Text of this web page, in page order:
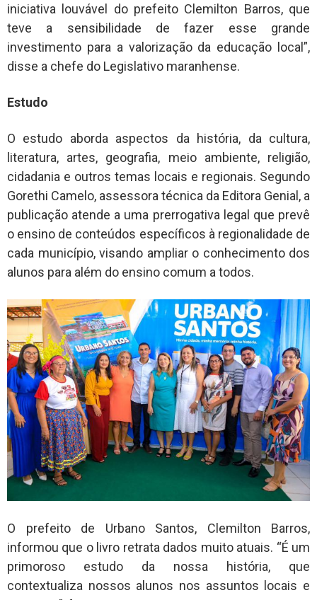
iniciativa louvável do prefeito Clemilton Barros, que
teve a sensibilidade de fazer esse grande
investimento para a valorização da educação local”,
disse a chefe do Legislativo maranhense.
Estudo
O estudo aborda aspectos da história, da cultura,
literatura, artes, geografia, meio ambiente, religião,
cidadania e outros temas locais e regionais. Segundo
Gorethi Camelo, assessora técnica da Editora Genial, a
publicação atende a uma prerrogativa legal que prevê
o ensino de conteúdos específicos à regionalidade de
cada município, visando ampliar o conhecimento dos
alunos para além do ensino comum a todos.
O prefeito de Urbano Santos, Clemilton Barros,
informou que o livro retrata dados muito atuais. “É um
primoroso estudo da nossa história, que
contextualiza nossos alunos nos assuntos locais e